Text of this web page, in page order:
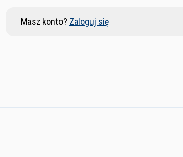
Masz konto? Zaloguj się